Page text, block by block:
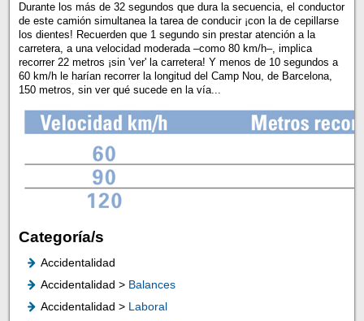
Durante los más de 32 segundos que dura la secuencia, el conductor
de este camión simultanea la tarea de conducir ¡con la de cepillarse
los dientes! Recuerden que 1 segundo sin prestar atención a la
carretera, a una velocidad moderada –como 80 km/h–, implica
recorrer 22 metros ¡sin 'ver' la carretera! Y menos de 10 segundos a
60 km/h le harían recorrer la longitud del Camp Nou, de Barcelona,
150 metros, sin ver qué sucede en la vía...
Categoría/s
Accidentalidad
Accidentalidad > Balances
Accidentalidad > Laboral